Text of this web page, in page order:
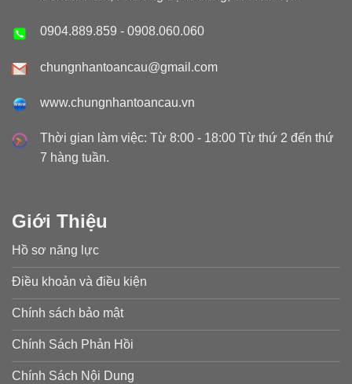
0904.889.859 - 0908.060.060
chungnhantoancau@gmail.com
www.chungnhantoancau.vn
Thời gian làm việc: Từ 8:00 - 18:00 Từ thứ 2 đến thứ
7 hàng tuần.
Giới Thiệu
Hồ sơ năng lực
Điều khoản và điều kiện
Chính sách bảo mật
Chính Sách Phản Hồi
Chính Sách Nội Dung